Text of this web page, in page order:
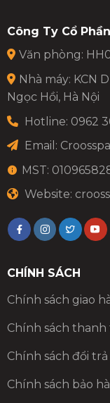
Công Ty Cổ
Văn phòng:
Nhà máy: KCN
Ngọc Hồi, Hà Nội
Hotline: 0962
Email:
MST:
Website:
CHÍNH SÁCH
Chính sách giao
Chính sách thanh
Chính sách đổi
Chính sách bảo